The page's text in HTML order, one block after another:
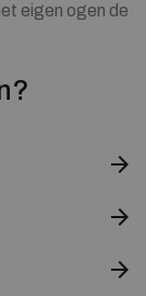
eigen ogen de